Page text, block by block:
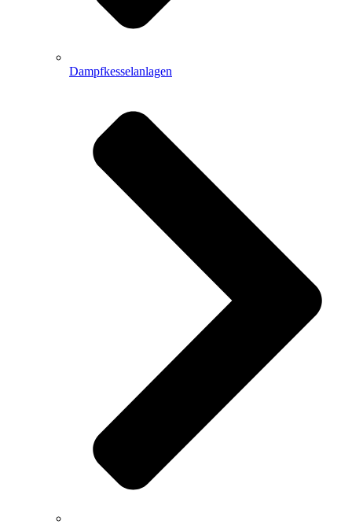
Dampfkesselanlagen